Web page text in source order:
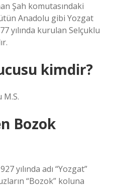
Şah komutasındaki
Anadolu gibi Yozgat
yılında kurulan Selçuklu
kimdir?
Bozok
yılında adı “Yozgat”
“Bozok” koluna